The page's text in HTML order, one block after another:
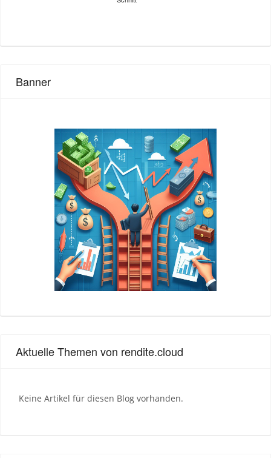
Banner
Aktuelle Themen von rendite.cloud
Keine Artikel für diesen Blog vorhanden.